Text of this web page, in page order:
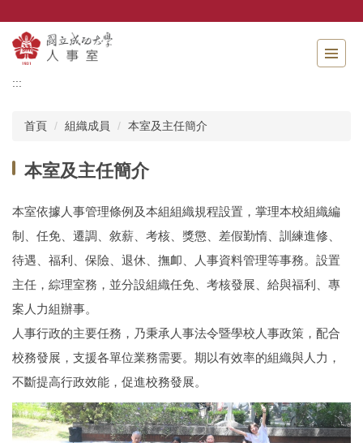
主
要
內
:::
首頁 組織成員 本室及主任簡介
本室及主任簡介
本室依據人事管理條例及本組組織規程設置，掌理本校組織編
制、任免、遷調、敘薪、考核、獎懲、差假勤惰、訓練進修、
待遇、福利、保險、退休、撫卹、人事資料管理等事務。設置
主任，綜理室務，並分設組織任免、考核發展、給與福利、專
案人力組辦事。
人事行政的主要任務，乃秉承人事法令暨學校人事政策，配合
校務發展，支援各單位業務需要。期以有效率的組織與人力，
不斷提高行政效能，促進校務發展。